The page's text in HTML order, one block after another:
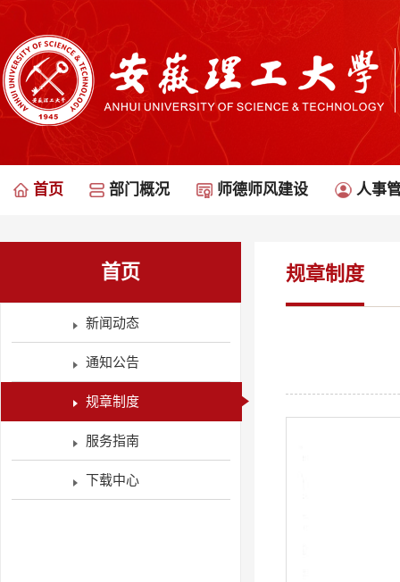
首页 部门概况 师德师风建设 人事
首页
新闻动态
通知公告
规章制度
服务指南
下载中心
规章制度